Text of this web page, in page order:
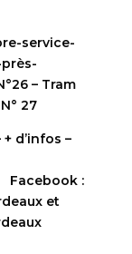
service-
– Tram
27
d’infos –
:
et